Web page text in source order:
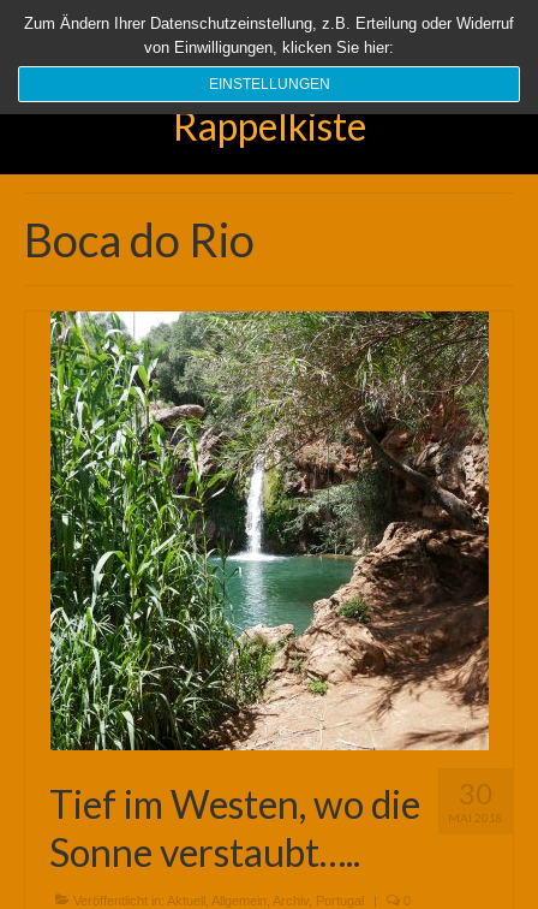
Startseite Aktuell Über uns Unsere Rappelkiste Länder
Suchen
Rappelkiste
Boca do Rio
30
MAI 2018
Tief im Westen, wo die
Sonne verstaubt…..
Veröffentlicht in: Aktuell Allgemein Archiv Portugal | 0
Zum Ändern Ihrer Datenschutzeinstellung, z.B. Erteilung oder Widerruf
von Einwilligungen, klicken Sie hier:
EINSTELLUNGEN